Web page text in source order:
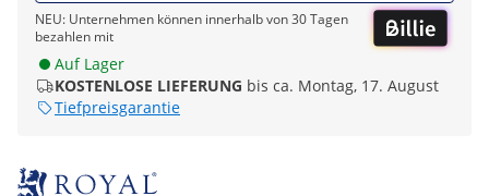
NEU: Unternehmen können innerhalb von 30 Tagen
bezahlen mit
Auf Lager
KOSTENLOSE LIEFERUNG bis ca. Montag, 17. August
Tiefpreisgarantie